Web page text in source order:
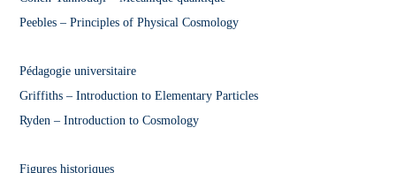
Peebles – Principles of Physical Cosmology
Pédagogie universitaire
Griffiths – Introduction to Elementary Particles
Ryden – Introduction to Cosmology
Figures historiques